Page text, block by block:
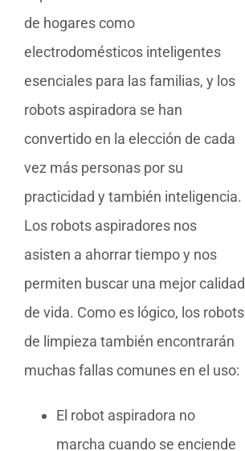
de hogares como
electrodomésticos inteligentes
esenciales para las familias, y los
robots aspiradora se han
convertido en la elección de cada
vez más personas por su
practicidad y también inteligencia.
Los robots aspiradores nos
asisten a ahorrar tiempo y nos
permiten buscar una mejor calidad
de vida. Como es lógico, los robots
de limpieza también encontrarán
muchas fallas comunes en el uso:
El robot aspiradora no
marcha cuando se enciende